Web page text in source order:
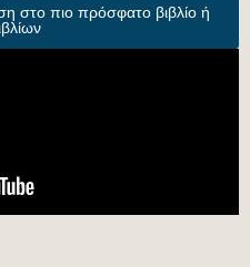
στο πιο πρόσφατο βιβλίο ή